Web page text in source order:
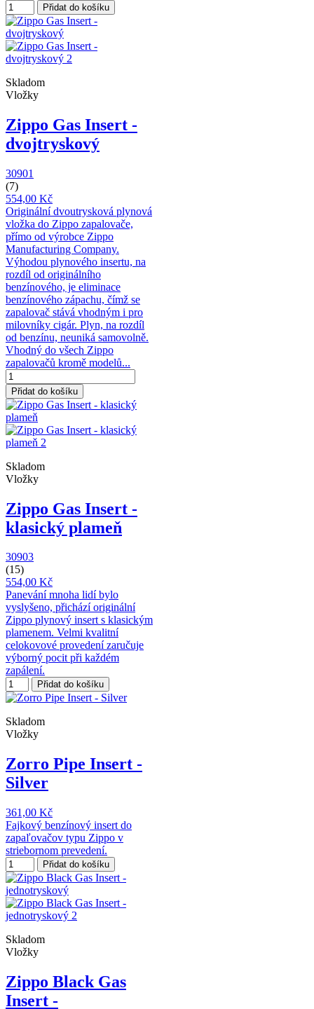
Přidat do košíku
Skladom
Vložky
Zippo Gas Insert -
dvojtryskový
30901
(7)
554,00 Kč
Originální dvoutrysková plynová
vložka do Zippo zapalovače,
přímo od výrobce Zippo
Manufacturing Company.
Výhodou plynového insertu, na
rozdíl od originálního
benzínového, je eliminace
benzínového zápachu, čímž se
zapalovač stává vhodným i pro
milovníky cigár. Plyn, na rozdíl
od benzínu, neuniká samovolně.
Vhodný do všech Zippo
zapalovačů kromě modelů...
Přidat do košíku
Skladom
Vložky
Zippo Gas Insert -
klasický plameň
30903
(15)
554,00 Kč
Panevání mnoha lidí bylo
vyslyšeno, přichází originální
Zippo plynový insert s klasickým
plamenem. Velmi kvalitní
celokovové provedení zaručuje
výborný pocit při každém
zapálení.
Přidat do košíku
Skladom
Vložky
Zorro Pipe Insert -
Silver
361,00 Kč
Fajkový benzínový insert do
zapaľovačov typu Zippo v
striebornom prevedení.
Přidat do košíku
Skladom
Vložky
Zippo Black Gas
Insert -